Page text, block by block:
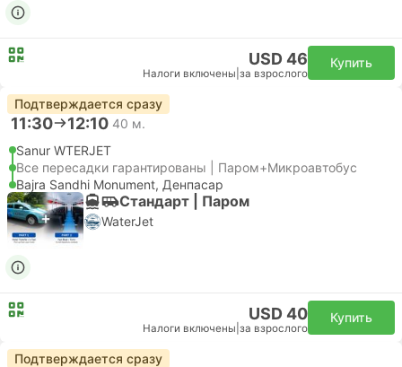
USD 46
Налоги включены за взрослого
Купить
Подтверждается сразу
11:30 12:10 40 м.
Sanur WTERJET
Все пересадки гарантированы | Паром+Микроавтобус
Bajra Sandhi Monument, Денпасар
Стандарт | Паром
WaterJet
USD 40
Налоги включены за взрослого
Купить
Подтверждается сразу